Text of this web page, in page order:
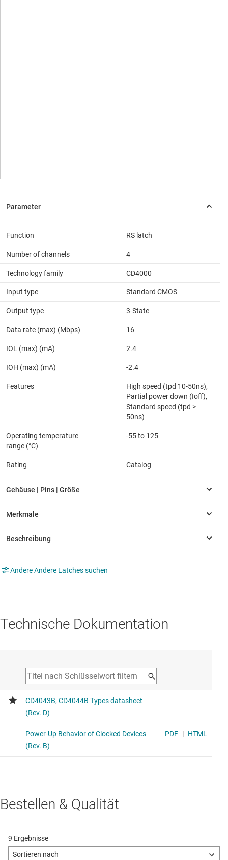
Function RS latch
Number of channels 4
Technology family CD4000
Input type Standard CMOS
Output type 3-State
Data rate (max) (Mbps) 16
IOL (max) (mA) 2.4
IOH (max) (mA) -2.4
Features
High speed (tpd 10-50ns),
Partial power down (Ioff),
Standard speed (tpd >
50ns)
Operating temperature
range (°C)
-55 to 125
Rating Catalog
Andere Andere Latches suchen
Technische Dokumentation
Bestellen & Qualität